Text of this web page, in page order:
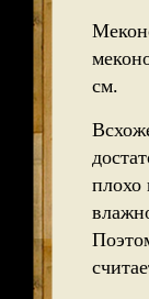
см.
плохо